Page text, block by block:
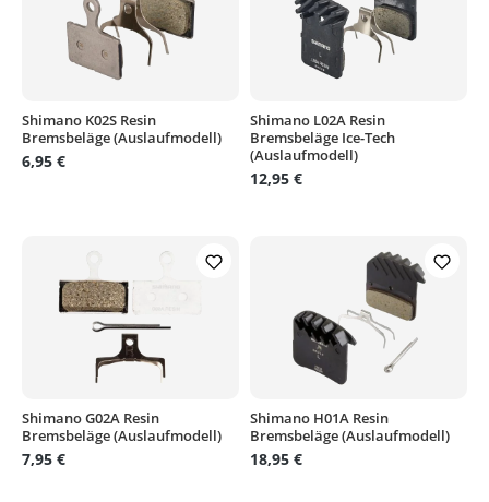
Shimano K02S Resin
Bremsbeläge (Auslaufmodell)
6,95 €
Shimano L02A Resin
Bremsbeläge Ice-Tech
(Auslaufmodell)
12,95 €
Shimano G02A Resin
Bremsbeläge (Auslaufmodell)
7,95 €
Shimano H01A Resin
Bremsbeläge (Auslaufmodell)
18,95 €